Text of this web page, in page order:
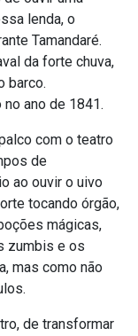
lenda, o
Tamandaré.
da forte chuva,
barco.
ano de 1841.
com o teatro
de
ao ouvir o uivo
tocando órgão,
mágicas,
zumbis e os
mas como não
de transformar